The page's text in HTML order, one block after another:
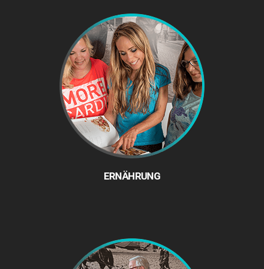
ERNÄHRUNG